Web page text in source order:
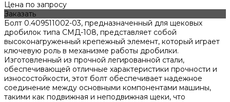
Цена по запросу
Заказать
Болт 0.409511002-03, предназначенный для щековых
дробилок типа СМД-108, представляет собой
высоконагруженный крепежный элемент, который играет
ключевую роль в механизме работы дробилки.
Изготовленный из прочной легированной стали,
обеспечивающей отличные характеристики прочности и
износостойкости, этот болт обеспечивает надежное
соединение между основными компонентами машины,
такими как подвижная и неподвижная щеки, что